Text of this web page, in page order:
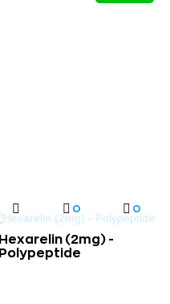
0 0
Hexarelin (2mg) -
Polypeptide